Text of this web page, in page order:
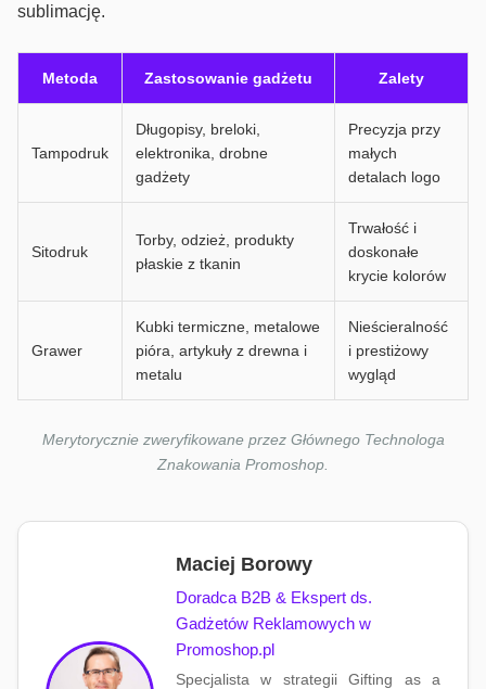
sublimację.
Metoda Zastosowanie gadżetu Zalety
Tampodruk
Długopisy, breloki,
elektronika, drobne
gadżety
Precyzja przy
małych
detalach logo
Sitodruk
Torby, odzież, produkty
płaskie z tkanin
Trwałość i
doskonałe
krycie kolorów
Grawer
Kubki termiczne, metalowe
pióra, artykuły z drewna i
metalu
Nieścieralność
i prestiżowy
wygląd
Merytorycznie zweryfikowane przez Głównego Technologa
Znakowania Promoshop.
Maciej Borowy
Doradca B2B & Ekspert ds.
Gadżetów Reklamowych w
Promoshop.pl
Specjalista w strategii Gifting as a